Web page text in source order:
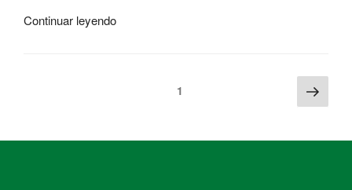
Continuar leyendo
1